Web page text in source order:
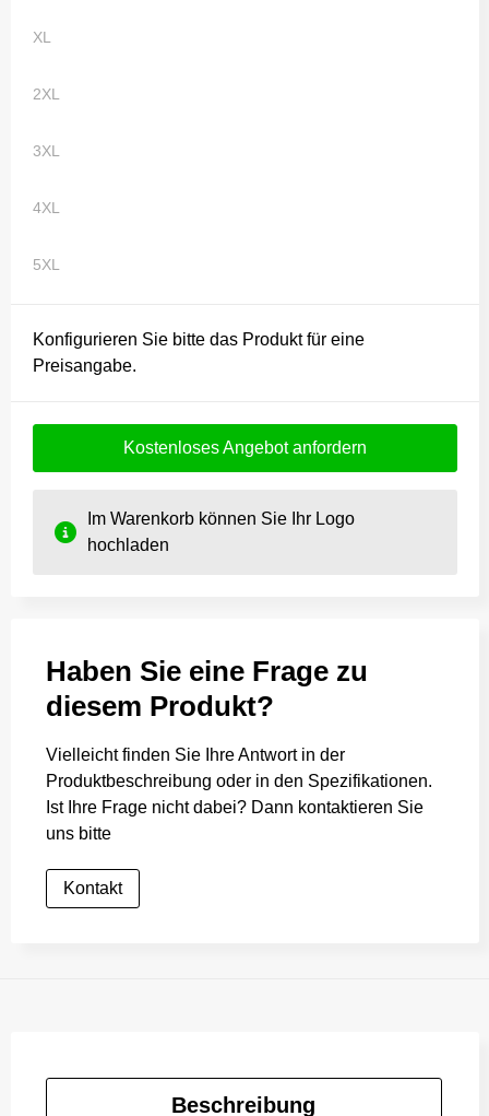
XL
2XL
3XL
4XL
5XL
Konfigurieren Sie bitte das Produkt für eine
Preisangabe.
Kostenloses Angebot anfordern
Im Warenkorb können Sie Ihr Logo
hochladen
Haben Sie eine Frage zu
diesem Produkt?
Vielleicht finden Sie Ihre Antwort in der
Produktbeschreibung oder in den Spezifikationen.
Ist Ihre Frage nicht dabei? Dann kontaktieren Sie
uns bitte
Kontakt
Beschreibung